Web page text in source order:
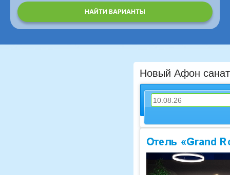
НАЙТИ ВАРИАНТЫ
Новый Афон